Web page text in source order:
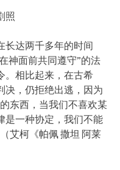
照
长达两千多年的时间
神面前共同遵守”的法
。相比起来，在古希
决，仍拒绝出逃，因为
东西，当我们不喜欢某
是一种协定，我们不能
艾柯《帕佩 撒坦 阿莱